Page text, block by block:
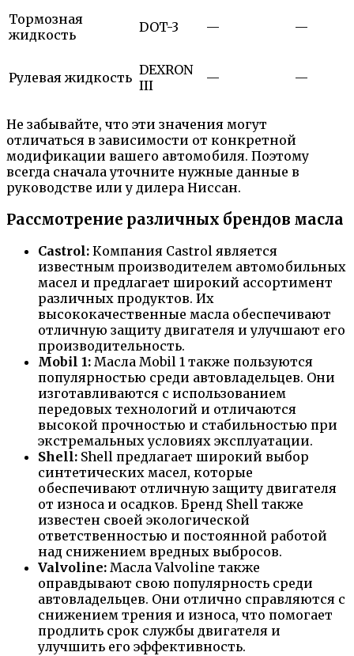
Тормозная
жидкость
DOT-3 — —
Рулевая жидкость DEXRON
III
— —
Не забывайте, что эти значения могут
отличаться в зависимости от конкретной
модификации вашего автомобиля. Поэтому
всегда сначала уточните нужные данные в
руководстве или у дилера Ниссан.
Рассмотрение различных брендов масла
Castrol: Компания Castrol является
известным производителем автомобильных
масел и предлагает широкий ассортимент
различных продуктов. Их
высококачественные масла обеспечивают
отличную защиту двигателя и улучшают его
производительность.
Mobil 1: Масла Mobil 1 также пользуются
популярностью среди автовладельцев. Они
изготавливаются с использованием
передовых технологий и отличаются
высокой прочностью и стабильностью при
экстремальных условиях эксплуатации.
Shell: Shell предлагает широкий выбор
синтетических масел, которые
обеспечивают отличную защиту двигателя
от износа и осадков. Бренд Shell также
известен своей экологической
ответственностью и постоянной работой
над снижением вредных выбросов.
Valvoline: Масла Valvoline также
оправдывают свою популярность среди
автовладельцев. Они отлично справляются с
снижением трения и износа, что помогает
продлить срок службы двигателя и
улучшить его эффективность.